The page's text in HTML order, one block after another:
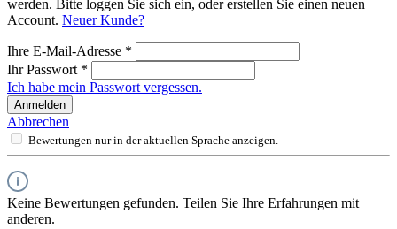
werden. Bitte loggen Sie sich ein, oder erstellen Sie einen neuen
Account. Neuer Kunde?
Ihre E-Mail-Adresse *
Ihr Passwort *
Ich habe mein Passwort vergessen.
Anmelden
Abbrechen
Bewertungen nur in der aktuellen Sprache anzeigen.
Keine Bewertungen gefunden. Teilen Sie Ihre Erfahrungen mit
anderen.